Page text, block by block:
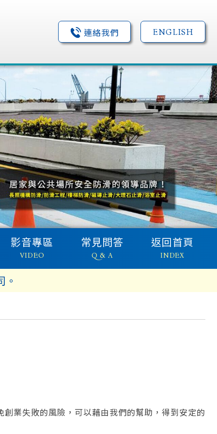
連絡我們 ENGLISH
影音專區
VIDEO
常見問答
Q & A
返回首頁
INDEX
業失敗的風險，可以藉由我們的幫助，得到安定的
連絡我們 ENGLISH